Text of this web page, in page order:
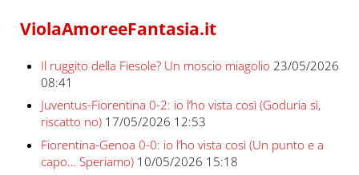
ViolaAmoreeFantasia.it
Il ruggito della Fiesole? Un moscio miagolio 23/05/2026
08:41
Juventus-Fiorentina 0-2: io l’ho vista così (Goduria sì,
riscatto no) 17/05/2026 12:53
Fiorentina-Genoa 0-0: io l’ho vista così (Un punto e a
capo… Speriamo) 10/05/2026 15:18